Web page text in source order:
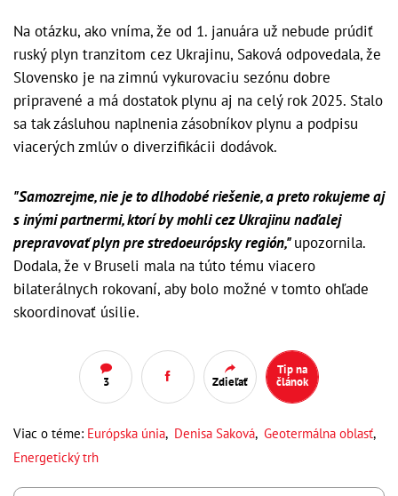
Na otázku, ako vníma, že od 1. januára už nebude prúdiť
ruský plyn tranzitom cez Ukrajinu, Saková odpovedala, že
Slovensko je na zimnú vykurovaciu sezónu dobre
pripravené a má dostatok plynu aj na celý rok 2025. Stalo
sa tak zásluhou naplnenia zásobníkov plynu a podpisu
viacerých zmlúv o diverzifikácii dodávok.
"Samozrejme, nie je to dlhodobé riešenie, a preto rokujeme aj
s inými partnermi, ktorí by mohli cez Ukrajinu naďalej
prepravovať plyn pre stredoeurópsky región,"upozornila.
Dodala, že v Bruseli mala na túto tému viacero
bilaterálnych rokovaní, aby bolo možné v tomto ohľade
skoordinovať úsilie.
3 Zdieľať
Tip na
článok
Viac o téme: Európska únia, Denisa Saková, Geotermálna oblasť,
Energetický trh